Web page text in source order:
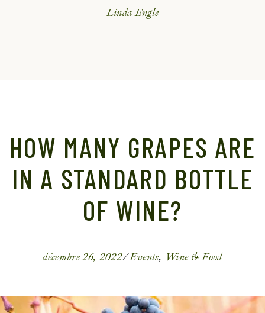
Linda Engle
HOW MANY GRAPES ARE
IN A STANDARD BOTTLE
OF WINE?
décembre 26, 2022 Events Wine & Food